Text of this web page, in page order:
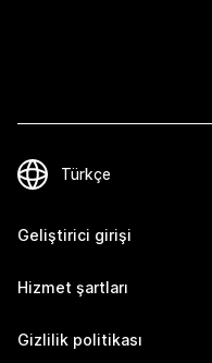
Geliştirici girişi
Hizmet şartları
Gizlilik politikası